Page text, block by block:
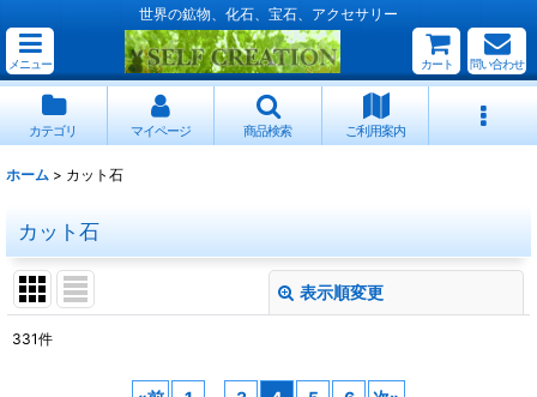
世界の鉱物、化石、宝石、アクセサリー
メニュー カート 問い合わせ
カテゴリ マイページ 商品検索 ご利用案内
ホーム > カット石
カット石
表示順変更
331件